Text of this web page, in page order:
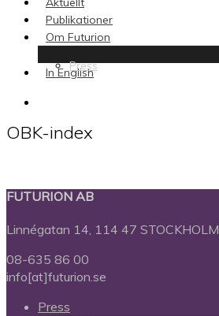
Publikationer
Om Futurion
Press
In English
OBK-index
FUTURION AB
Linnégatan 14, 114 47 STOCKHOLM
08-635 86 00
info[at]futurion.se
Press